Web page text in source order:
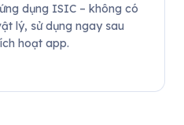
dụng ISIC – không có
lý, sử dụng ngay sau
hoạt app.